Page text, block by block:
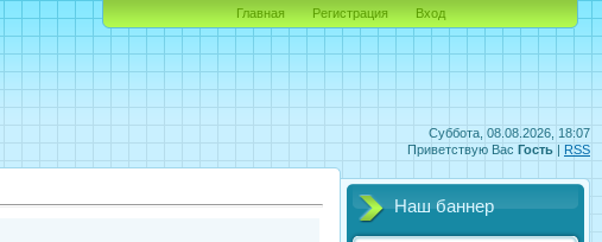
Суббота, 08.08.2026, 18:07
Приветствую Вас Гость | RSS
Главная Регистрация Вход
Наш баннер